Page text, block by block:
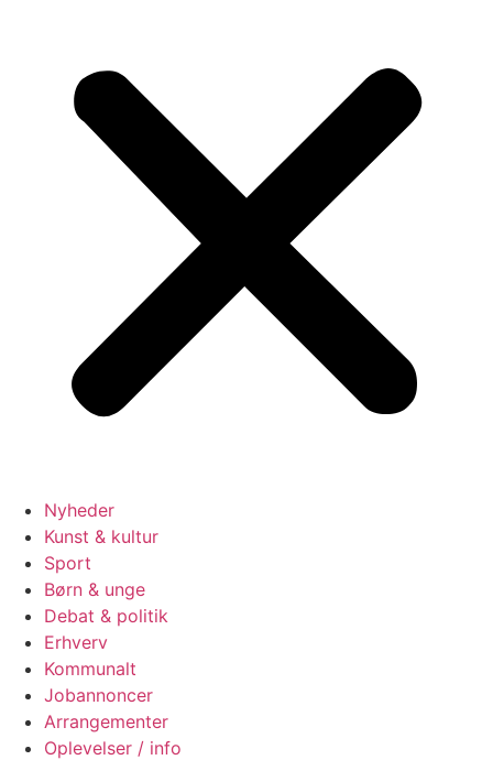
Nyheder
Kunst & kultur
Sport
Børn & unge
Debat & politik
Erhverv
Kommunalt
Jobannoncer
Arrangementer
Oplevelser / info